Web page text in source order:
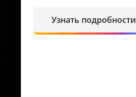
Узнать подробности